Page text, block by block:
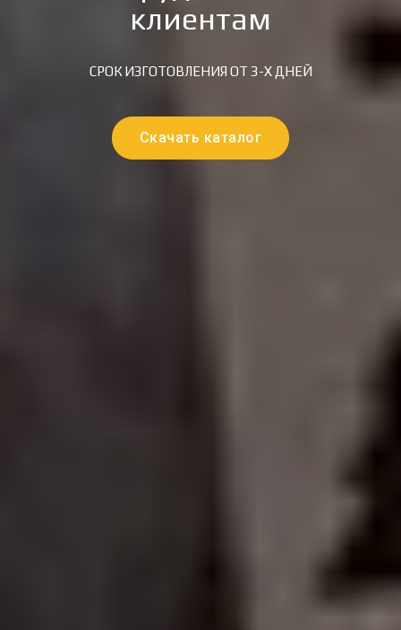
клиентам
СРОК ИЗГОТОВЛЕНИЯ ОТ 3-Х ДНЕЙ
Скачать каталог